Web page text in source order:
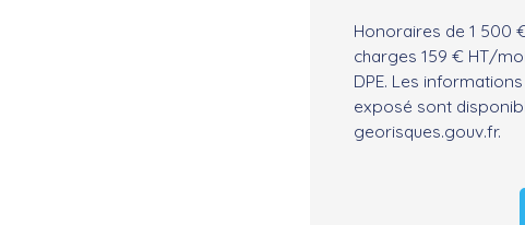
Honoraires de 1 500
charges 159 € HT/
DPE. Les
exposé sont
georisques.gouv.fr.